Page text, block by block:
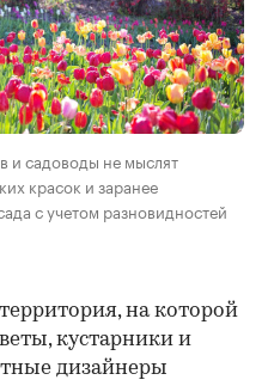
и садоводы не мыслят
красок и заранее
с учетом разновидностей
на которой
кустарники и
дизайнеры